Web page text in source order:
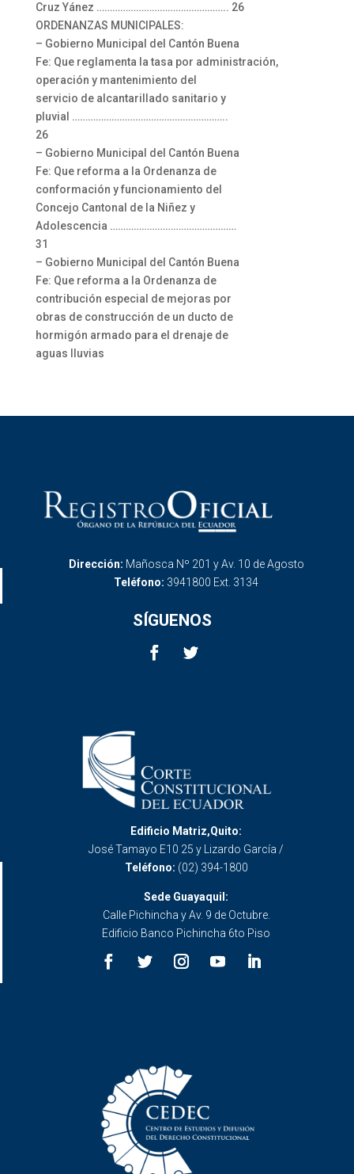
Cruz Yánez ………………………………………….. 26
ORDENANZAS MUNICIPALES:
– Gobierno Municipal del Cantón Buena
Fe: Que reglamenta la tasa por administración,
operación y mantenimiento del
servicio de alcantarillado sanitario y
pluvial …………………………………………………..
26
– Gobierno Municipal del Cantón Buena
Fe: Que reforma a la Ordenanza de
conformación y funcionamiento del
Concejo Cantonal de la Niñez y
Adolescencia …………………………………………
31
– Gobierno Municipal del Cantón Buena
Fe: Que reforma a la Ordenanza de
contribución especial de mejoras por
obras de construcción de un ducto de
hormigón armado para el drenaje de
aguas lluvias
Dirección: Mañosca Nº 201 y Av. 10 de Agosto
Teléfono: 3941800 Ext. 3134
SÍGUENOS
Edificio Matriz,Quito:
José Tamayo E10 25 y Lizardo García /
Teléfono: (02) 394-1800
Sede Guayaquil:
Calle Pichincha y Av. 9 de Octubre.
Edificio Banco Pichincha 6to Piso